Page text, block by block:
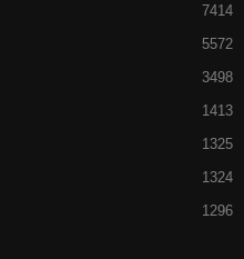
7414
5572
3498
1413
1325
1324
1296